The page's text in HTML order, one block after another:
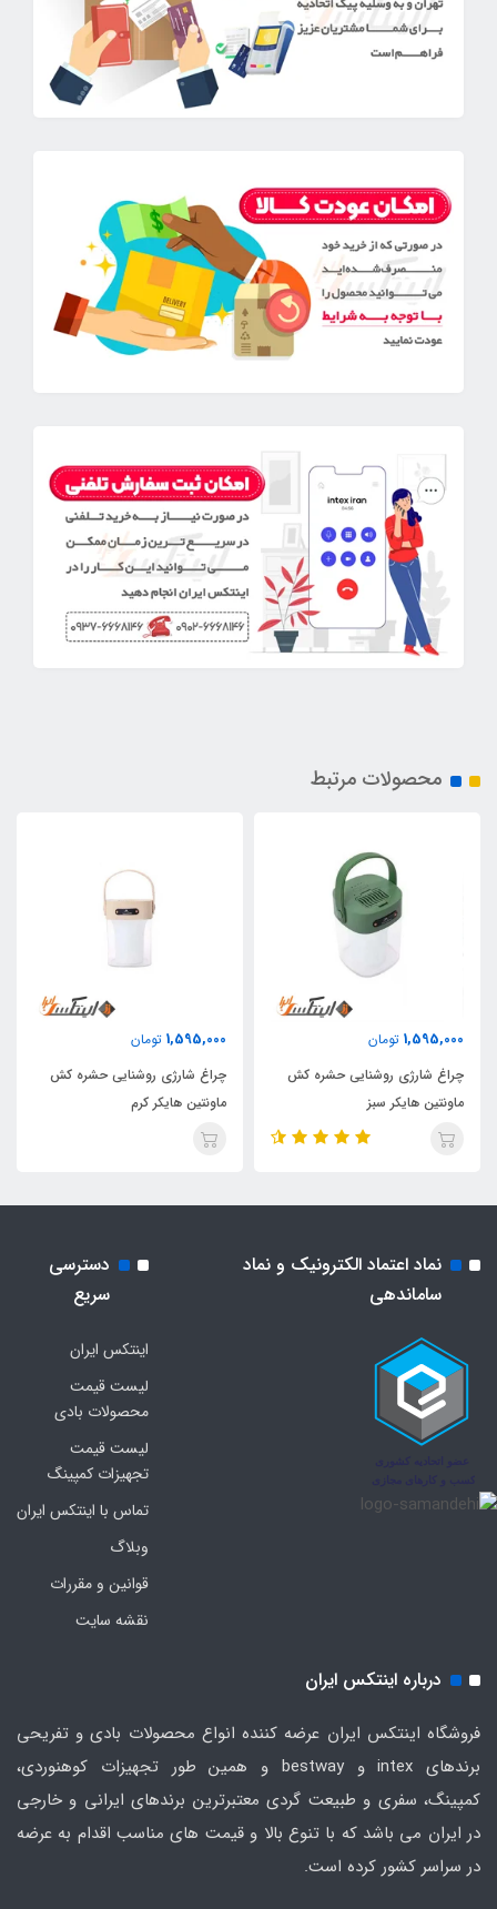
محصولات مرتبط
1,595,000 تومان
چراغ شارژی روشنایی حشره کش
ماونتین هایکر سبز
1,595,000 تومان
چراغ شارژی روشنایی حشره کش
ماونتین هایکر کرم
نماد اعتماد الکترونیک و نماد
ساماندهی
دسترسی
سریع
اینتکس ایران
لیست قیمت
محصولات بادی
لیست قیمت
تجهیزات کمپینگ
تماس با اینتکس ایران
وبلاگ
قوانین و مقررات
نقشه سایت
درباره اینتکس ایران
فروشگاه اینتکس ایران عرضه کننده انواع محصولات بادی و تفریحی
برندهای intex و bestway و همین طور تجهیزات کوهنوردی،
کمپینگ، سفری و طبیعت گردی معتبرترین برندهای ایرانی و خارجی
در ایران می باشد که با تنوع بالا و قیمت های مناسب اقدام به عرضه
در سراسر کشور کرده است.